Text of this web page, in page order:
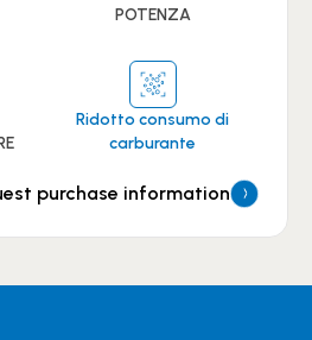
POTENZA
Ridotto consumo di
carburante
purchase information